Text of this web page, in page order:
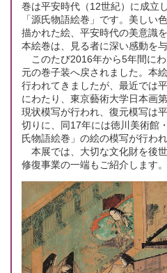
巻は平安時代（12世紀）に成立
「源氏物語絵巻」です。美しい
描かれた絵、平安時代の美意識
本絵巻は、見る者に深い感動を
このたび2016年から5年間に
元の巻子装へ戻されました。本
行われてきましたが、最近では
にわたり、東京藝術大学日本画
現状模写が行われ、復元模写は
切りに、同17年には徳川美術館
氏物語絵巻」の絵の模写が行われ
本展では、大切な文化財を後
修復事業の一端もご紹介します。